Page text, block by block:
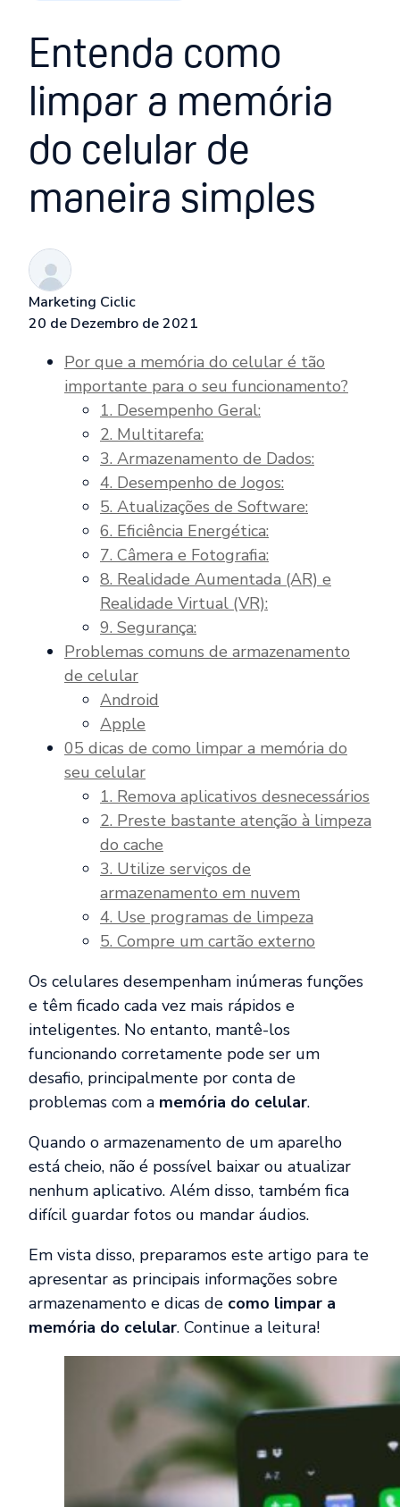
Entenda como
limpar a memória
do celular de
maneira simples
Marketing Ciclic
20 de Dezembro de 2021
Por que a memória do celular é tão
importante para o seu funcionamento?
1. Desempenho Geral:
2. Multitarefa:
3. Armazenamento de Dados:
4. Desempenho de Jogos:
5. Atualizações de Software:
6. Eficiência Energética:
7. Câmera e Fotografia:
8. Realidade Aumentada (AR) e
Realidade Virtual (VR):
9. Segurança:
Problemas comuns de armazenamento
de celular
Android
Apple
05 dicas de como limpar a memória do
seu celular
1. Remova aplicativos desnecessários
2. Preste bastante atenção à limpeza
do cache
3. Utilize serviços de
armazenamento em nuvem
4. Use programas de limpeza
5. Compre um cartão externo
Os celulares desempenham inúmeras funções
e têm ficado cada vez mais rápidos e
inteligentes. No entanto, mantê-los
funcionando corretamente pode ser um
desafio, principalmente por conta de
problemas com a memória do celular.
Quando o armazenamento de um aparelho
está cheio, não é possível baixar ou atualizar
nenhum aplicativo. Além disso, também fica
difícil guardar fotos ou mandar áudios.
Em vista disso, preparamos este artigo para te
apresentar as principais informações sobre
armazenamento e dicas de como limpar a
memória do celular. Continue a leitura!